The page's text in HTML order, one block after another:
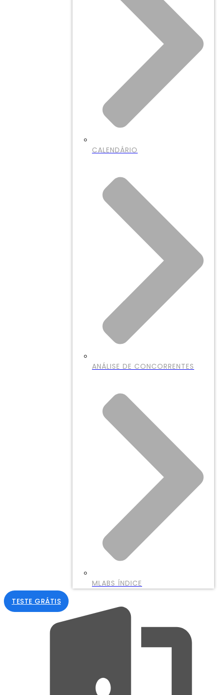
CALENDÁRIO
ANÁLISE DE CONCORRENTES
MLABS ÍNDICE
TESTE GRÁTIS